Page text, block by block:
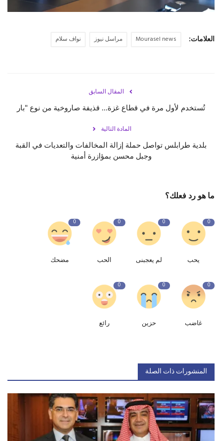
العلامات: Mourasel news مراسل نيوز نواف سلام
المقال السابق
تُستخدم لأول مرة في قطاع غزة... قذيفة صاروخية من نوع "بار
المادة التالية
بلدية طرابلس تواصل حملة إزالة المخالفات والتعديات في القبة
وجبل محسن بمؤازرة أمنية
ما هو رد فعلك؟
0
يحب
0
لم يعجبنى
0
الحب
0
مضحك
0
غاضب
0
حزين
0
رائع
المنشورات ذات الصلة